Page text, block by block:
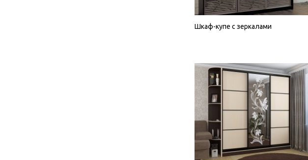
Шкаф-купе с зеркалами